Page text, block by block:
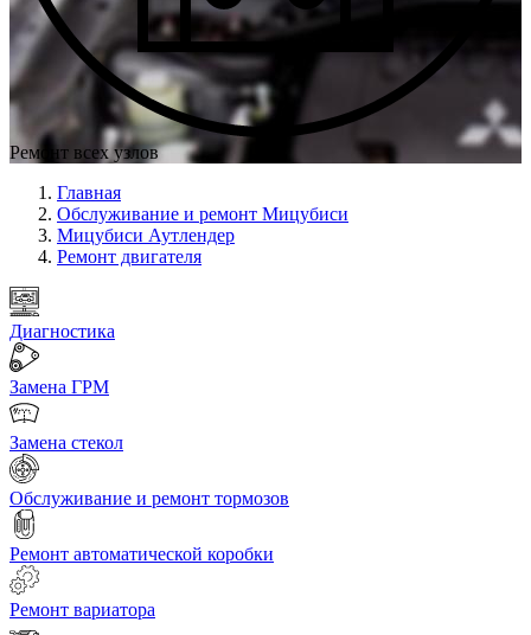
Ремонт всех узлов
Главная
Обслуживание и ремонт Мицубиси
Мицубиси Аутлендер
Ремонт двигателя
Диагностика
Замена ГРМ
Замена стекол
Обслуживание и ремонт тормозов
Ремонт автоматической коробки
Ремонт вариатора